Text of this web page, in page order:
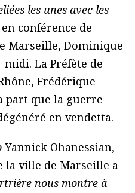
les unes avec les
conférence de
Marseille, Dominique
La Préfète de
Frédérique
part que la guerre
en vendetta.
Yannick Ohanessian,
la ville de Marseille a
nous montre à